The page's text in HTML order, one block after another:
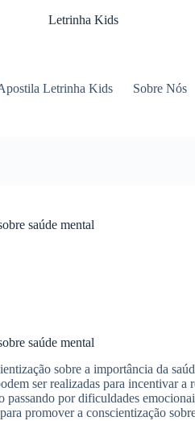
Letrinha Kids
Letrinha Kids Sobre Nós
saúde mental
saúde mental
sobre a importância da
ser realizadas para incentivar a
passando por dificuldades
promover a conscientização